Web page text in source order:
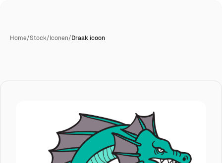
Home/Stock/Iconen/Draak icoon